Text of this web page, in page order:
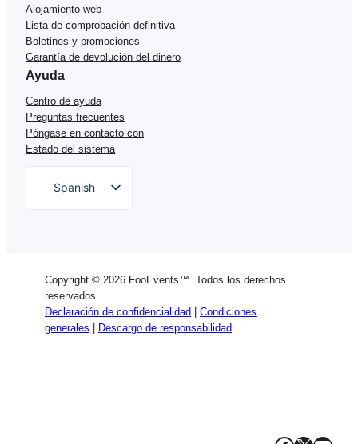
Alojamiento web
Lista de comprobación definitiva
Boletines y promociones
Garantía de devolución del dinero
Ayuda
Centro de ayuda
Preguntas frecuentes
Póngase en contacto con
Estado del sistema
Spanish
Italian
Portuguese
Copyright © 2026 FooEvents™. Todos los derechos
reservados.
Declaración de confidencialidad
Condiciones
generales
Descargo de responsabilidad